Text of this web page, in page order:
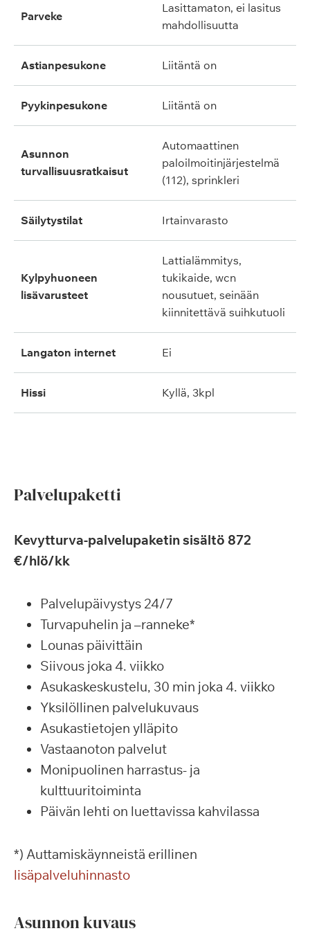
parveke
lasittamaton, ei lasitus
mahdollisuutta
astianpesukone liitäntä on
pyykinpesukone liitäntä on
asunnon
turvallisuusratkaisut
automaattinen
paloilmoitinjärjestelmä
(112), sprinkleri
säilytystilat irtainvarasto
kylpyhuoneen
lisävarusteet
lattialämmitys,
tukikaide, wcn
nousutuet, seinään
kiinnitettävä suihkutuoli
langaton internet ei
hissi kyllä, 3kpl
Palvelupaketti
Kevytturva-palvelupaketin sisältö 872
€/hlö/kk
Palvelupäivystys 24/7
Turvapuhelin ja –ranneke*
Lounas päivittäin
Siivous joka 4. viikko
Asukaskeskustelu, 30 min joka 4. viikko
Yksilöllinen palvelukuvaus
Asukastietojen ylläpito
Vastaanoton palvelut
Monipuolinen harrastus- ja
kulttuuritoiminta
Päivän lehti on luettavissa kahvilassa
*) Auttamiskäynneistä erillinen
lisäpalveluhinnasto
Asunnon kuvaus